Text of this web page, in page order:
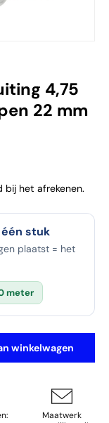
4,75
22 mm
bij het afrekenen.
stuk
plaatst = het
meter
winkelwagen
Maatwerk